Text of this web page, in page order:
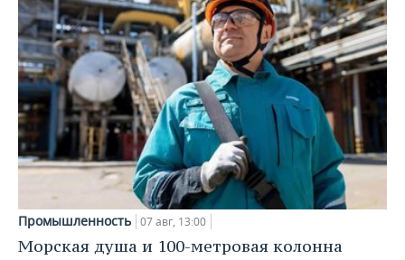
Промышленность 07 авг, 13:00
Морская душа и 100-метровая колонна